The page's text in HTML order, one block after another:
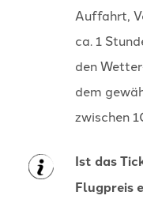
Auffahrt,
ca. 1
den
dem
zwischen
Ist das
Flugpreis